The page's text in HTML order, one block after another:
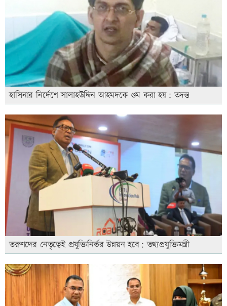
হাসিনার নির্দেশে সালাহউদ্দিন আহমদকে গুম করা হয়: তদন্ত
তরুণদের নেতৃত্বেই প্রযুক্তিনির্ভর উন্নয়ন হবে: তথ্যপ্রযুক্তিমন্ত্রী